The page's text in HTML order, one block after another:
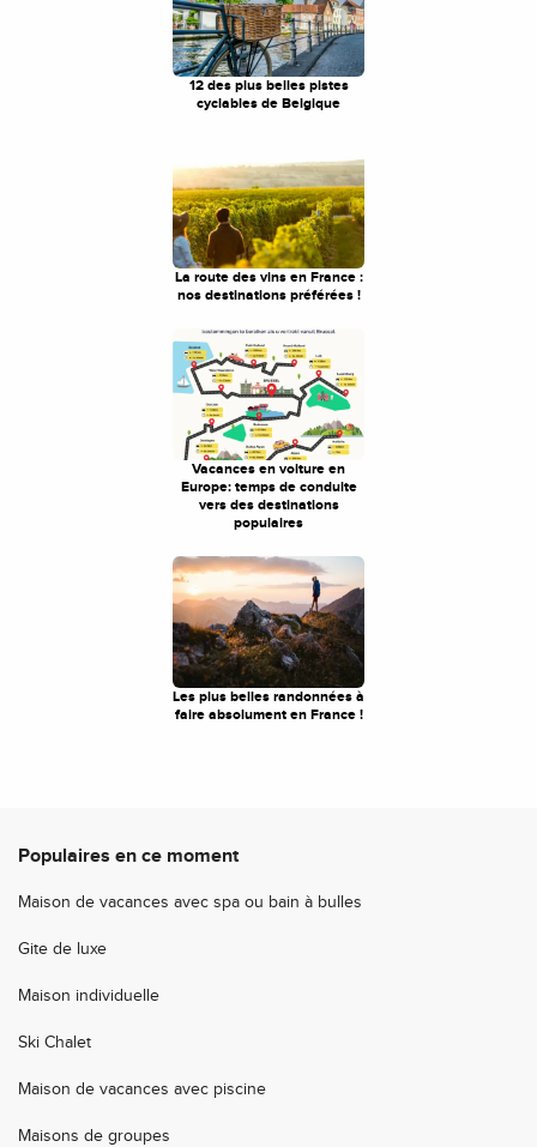
12 des plus belles pistes
cyclables de Belgique
La route des vins en France :
nos destinations préférées !
Vacances en voiture en
Europe: temps de conduite
vers des destinations
populaires
Les plus belles randonnées à
faire absolument en France !
Populaires en ce moment
Maison de vacances avec spa ou bain à bulles
Gite de luxe
Maison individuelle
Ski Chalet
Maison de vacances avec piscine
Maisons de groupes